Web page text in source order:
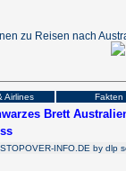
zu Reisen nach
Airlines Fakten
Brett
INFO.DE by dlp